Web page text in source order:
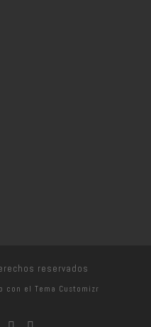
reservados
con el Tema Customizr